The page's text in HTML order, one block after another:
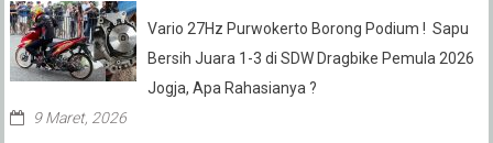
Vario 27Hz Purwokerto Borong Podium ! Sapu
Bersih Juara 1-3 di SDW Dragbike Pemula 2026
Jogja, Apa Rahasianya ?
9 Maret, 2026